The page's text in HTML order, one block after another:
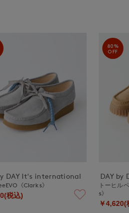
DAY It's international
《Clarks》
税込)
80%
OFF
DAY by
トーヒル
s》
￥4,620(